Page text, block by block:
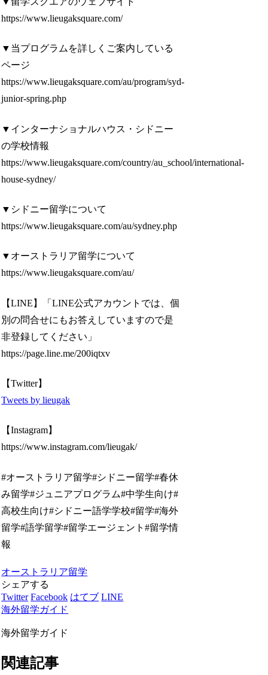
https://www.lieugaksquare.com/
▼当プログラムを詳しくご案内している
ページ
https://www.lieugaksquare.com/au/program/syd-
junior-spring.php
▼インターナショナルハウス・シドニー
の学校情報
https://www.lieugaksquare.com/country/au_school/international-
house-sydney/
▼シドニー留学について
https://www.lieugaksquare.com/au/sydney.php
▼オーストラリア留学について
https://www.lieugaksquare.com/au/
【LINE】「LINE公式アカウントでは、個
別の問合せにもお答えしていますので是
非登録してください」
https://page.line.me/200iqtxv
【Twitter】
Tweets by lieugak
【Instagram】
https://www.instagram.com/lieugak/
#オーストラリア留学#シドニー留学#春休
み留学#ジュニアプログラム#中学生向け#
高校生向け#シドニー語学学校#留学#海外
留学#語学留学#留学エージェント#留学情
報
オーストラリア留学
シェアする
Twitter Facebook はてブ LINE
海外留学ガイド
海外留学ガイド
関連記事